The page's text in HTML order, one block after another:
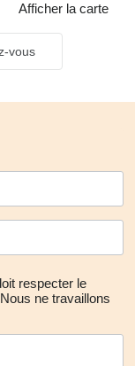
Afficher la carte
vous
respecter le
Nous ne travaillons